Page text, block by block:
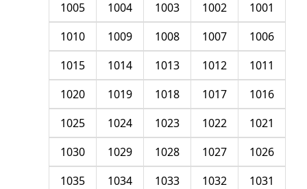
1001
1002
1003
1004
1005
1006
1007
1008
1009
1010
1011
1012
1013
1014
1015
1016
1017
1018
1019
1020
1021
1022
1023
1024
1025
1026
1027
1028
1029
1030
1031
1032
1033
1034
1035